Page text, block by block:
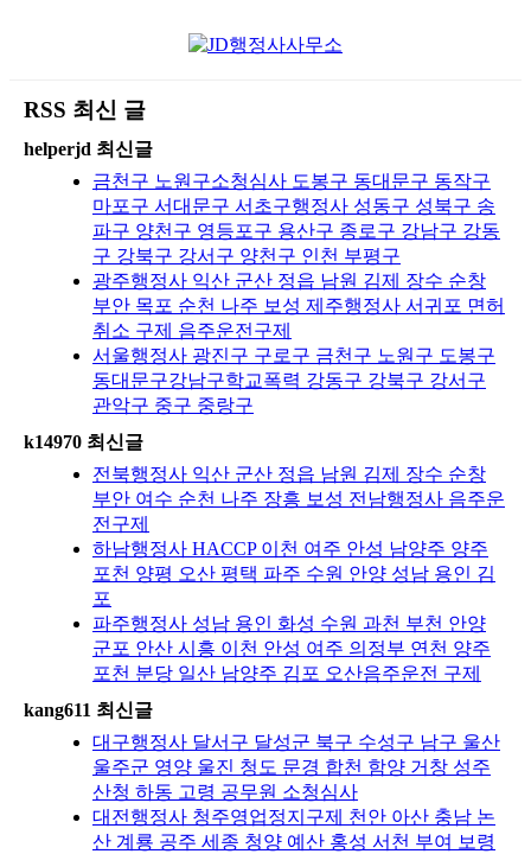
RSS 최신 글
helperjd 최신글
금천구 노원구소청심사 도봉구 동대문구 동작구
마포구 서대문구 서초구행정사 성동구 성북구 송
파구 양천구 영등포구 용산구 종로구 강남구 강동
구 강북구 강서구 양천구 인천 부평구
광주행정사 익산 군산 정읍 남원 김제 장수 순창
부안 목포 순천 나주 보성 제주행정사 서귀포 면허
취소 구제 음주운전구제
서울행정사 광진구 구로구 금천구 노원구 도봉구
동대문구강남구학교폭력 강동구 강북구 강서구
관악구 중구 중랑구
k14970 최신글
전북행정사 익산 군산 정읍 남원 김제 장수 순창
부안 여수 순천 나주 장흥 보성 전남행정사 음주운
전구제
하남행정사 HACCP 이천 여주 안성 남양주 양주
포천 양평 오산 평택 파주 수원 안양 성남 용인 김
포
파주행정사 성남 용인 화성 수원 과천 부천 안양
군포 안산 시흥 이천 안성 여주 의정부 연천 양주
포천 분당 일산 남양주 김포 오산음주운전 구제
kang611 최신글
대구행정사 달서구 달성군 북구 수성구 남구 울산
울주군 영양 울진 청도 문경 합천 함양 거창 성주
산청 하동 고령 공무원 소청심사
대전행정사 청주영업정지구제 천안 아산 충남 논
산 계룡 공주 세종 청양 예산 홍성 서천 부여 보령